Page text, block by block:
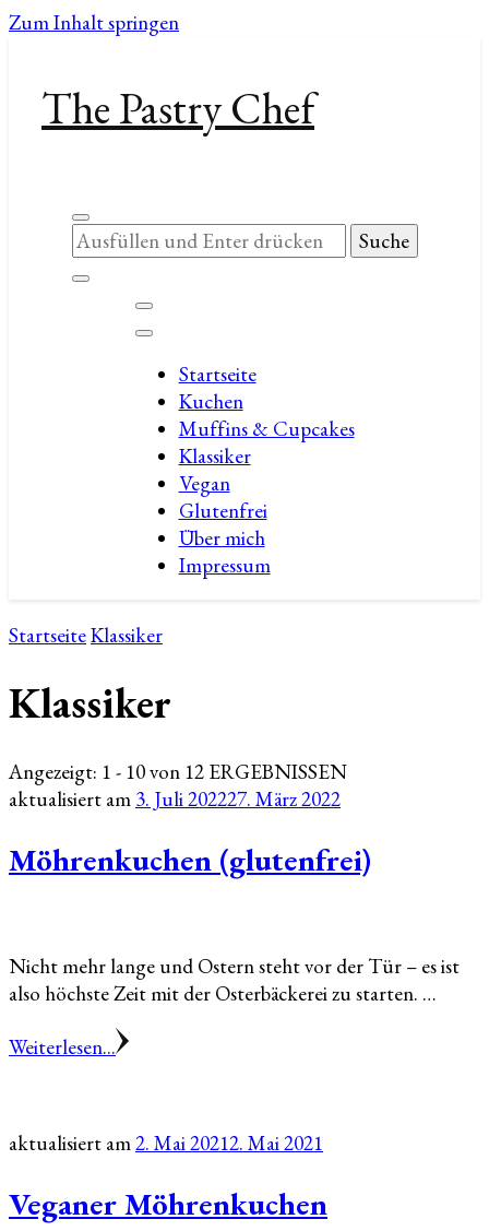
Zum Inhalt springen
The Pastry Chef
Suchst
du
nach
Startseite
Kuchen
Muffins & Cupcakes
Klassiker
Vegan
Glutenfrei
Über mich
Impressum
StartseiteKlassiker
Klassiker
Angezeigt: 1 - 10 von 12 ERGEBNISSEN
aktualisiert am 3. Juli 202227. März 2022
Möhrenkuchen (glutenfrei)
Nicht mehr lange und Ostern steht vor der Tür – es ist
also höchste Zeit mit der Osterbäckerei zu starten. …
Weiterlesen...
aktualisiert am2. Mai 20212. Mai 2021
Veganer Möhrenkuchen